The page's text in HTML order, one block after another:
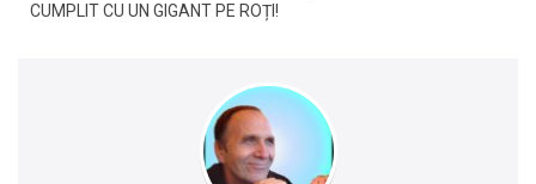
CUMPLIT CU UN GIGANT PE ROȚI!